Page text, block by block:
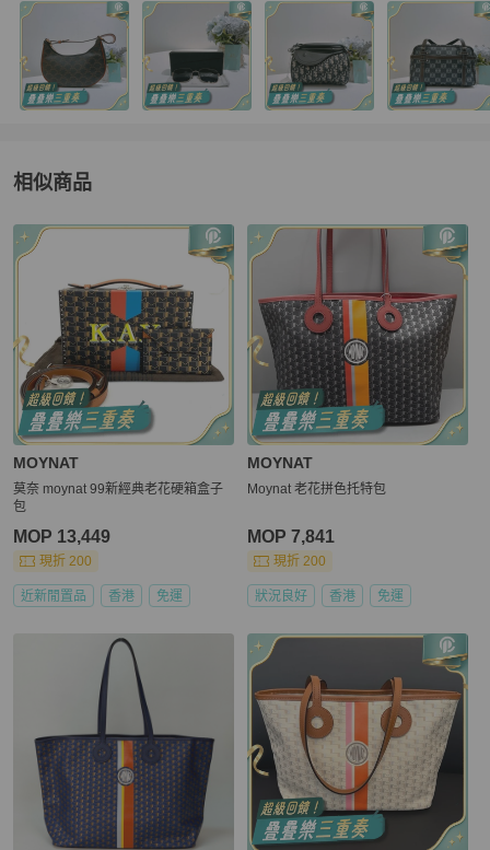
相似商品
更多相似MOYNAT女士錢包 / 小皮件推薦精品
MOYNAT
莫奈 moynat 99新經典老花硬箱盒子
包
MOP 13,449
現折 200
近新閒置品 香港 免運
MOYNAT
Moynat 老花拼色托特包
MOP 7,841
現折 200
狀況良好 香港 免運